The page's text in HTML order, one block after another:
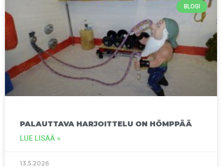
BLOGI
PALAUTTAVA HARJOITTELU ON HÖMPPÄÄ
LUE LISÄÄ »
13.5.2026